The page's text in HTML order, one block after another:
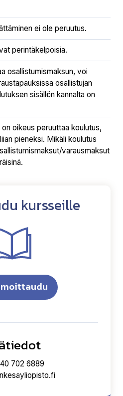
ei ole peruutus.
perintäkelpoisia.
osallistumismaksun, voi
osallistujan
sisällön kannalta on
oikeus peruuttaa koulutus,
pieneksi. Mikäli koulutus
varausmaksut
kursseille
702 6889